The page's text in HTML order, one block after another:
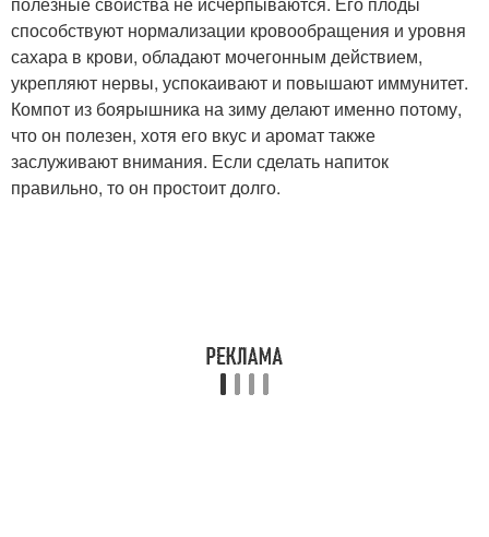
способствуют нормализации кровообращения и уровня
сахара в крови, обладают мочегонным действием,
укрепляют нервы, успокаивают и повышают иммунитет.
Компот из боярышника на зиму делают именно потому,
что он полезен, хотя его вкус и аромат также
заслуживают внимания. Если сделать напиток
правильно, то он простоит долго.